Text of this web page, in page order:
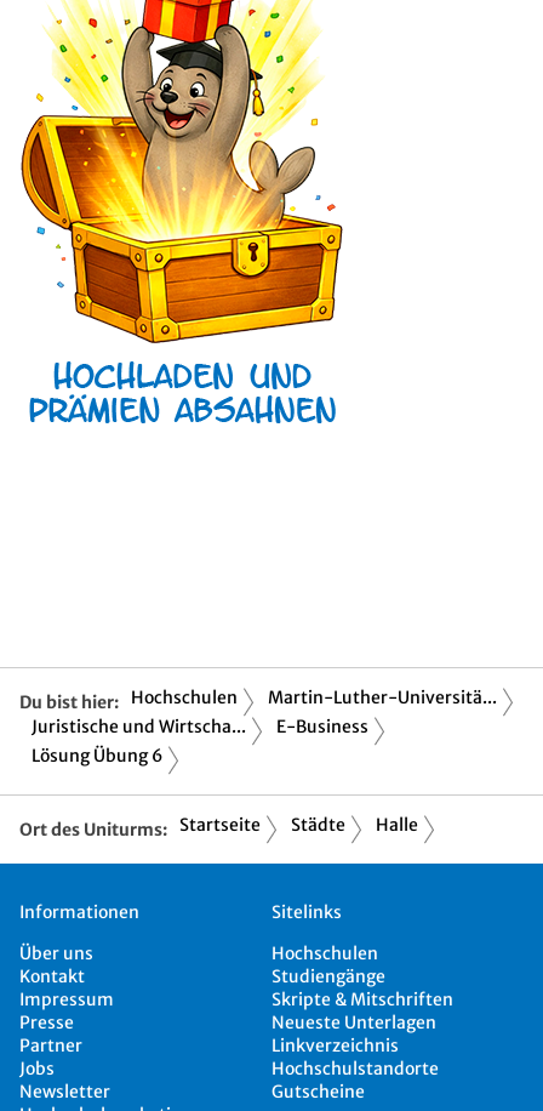
Du bist hier: Hochschulen
Martin-Luther-Universitä...
Juristische und Wirtscha...
E-Business
Lösung Übung 6
Ort des Uniturms: Startseite Städte Halle
Informationen
Über uns
Kontakt
Impressum
Presse
Partner
Jobs
Newsletter
Sitelinks
Hochschulen
Studiengänge
Skripte & Mitschriften
Neueste Unterlagen
Linkverzeichnis
Hochschulstandorte
Gutscheine